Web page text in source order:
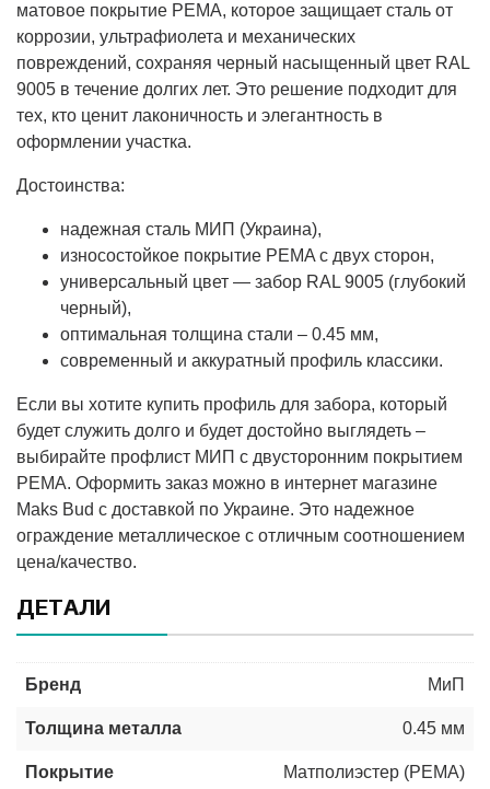
матовое покрытие PEMA, которое защищает сталь от
коррозии, ультрафиолета и механических
повреждений, сохраняя черный насыщенный цвет RAL
9005 в течение долгих лет. Это решение подходит для
тех, кто ценит лаконичность и элегантность в
оформлении участка.
Достоинства:
надежная сталь МИП (Украина),
износостойкое покрытие PEMA с двух сторон,
универсальный цвет — забор RAL 9005 (глубокий
черный),
оптимальная толщина стали – 0.45 мм,
современный и аккуратный профиль классики.
Если вы хотите купить профиль для забора, который
будет служить долго и будет достойно выглядеть –
выбирайте профлист МИП с двусторонним покрытием
PEMA. Оформить заказ можно в интернет магазине
Maks Bud с доставкой по Украине. Это надежное
ограждение металлическое с отличным соотношением
цена/качество.
ДЕТАЛИ
Бренд МиП
Толщина металла 0.45 мм
Покрытие Матполиэстер (РЕМА)